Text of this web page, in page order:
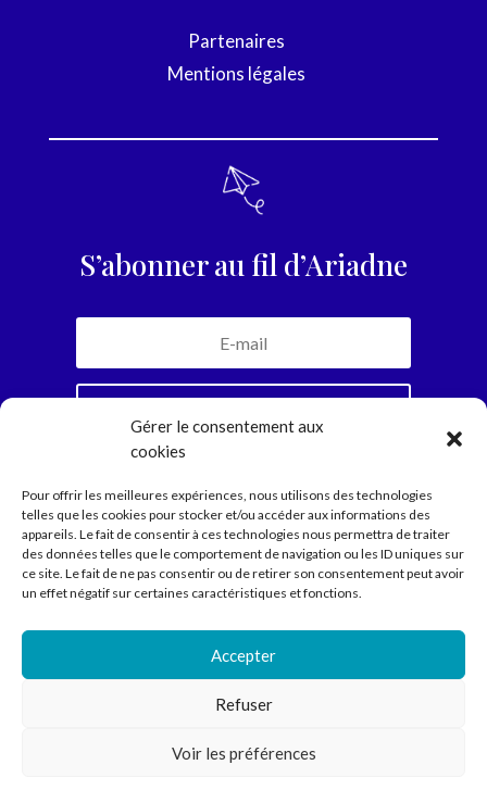
Gérer le consentement aux
cookies
Pour offrir les meilleures expériences, nous utilisons des technologies
telles que les cookies pour stocker et/ou accéder aux informations des
appareils. Le fait de consentir à ces technologies nous permettra de traiter
des données telles que le comportement de navigation ou les ID uniques sur
ce site. Le fait de ne pas consentir ou de retirer son consentement peut avoir
un effet négatif sur certaines caractéristiques et fonctions.
Accepter
Refuser
Voir les préférences
Partenaires
Mentions légales
S’abonner au fil d’Ariadne
mensuelle et jamais plus. Parole d’Ariadne.
Compagnie
Spectacles
Ecritures
Médiation
Agenda
Contact
Compagnie Ariadne © 2022 // Direction Anne Courel • 66